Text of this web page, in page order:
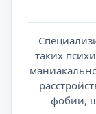
таких
фобии,